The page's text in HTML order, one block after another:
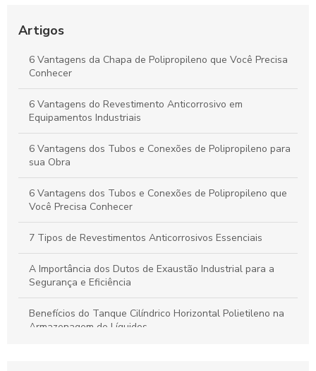
Fluidos e Relevância Industrial
Dutos de Polipropileno: Principais Benefícios e Aplicações
Indispensáveis
Duto de Polipropileno: Benefícios para Projetos Sustentáveis
e de Alto Desempenho
Artigos
6 Vantagens da Chapa de Polipropileno que Você Precisa
Conhecer
6 Vantagens do Revestimento Anticorrosivo em
Equipamentos Industriais
6 Vantagens dos Tubos e Conexões de Polipropileno para
sua Obra
6 Vantagens dos Tubos e Conexões de Polipropileno que
Você Precisa Conhecer
7 Tipos de Revestimentos Anticorrosivos Essenciais
A Importância dos Dutos de Exaustão Industrial para a
Segurança e Eficiência
Benefícios do Tanque Cilíndrico Horizontal Polietileno na
Armazenagem de Líquidos